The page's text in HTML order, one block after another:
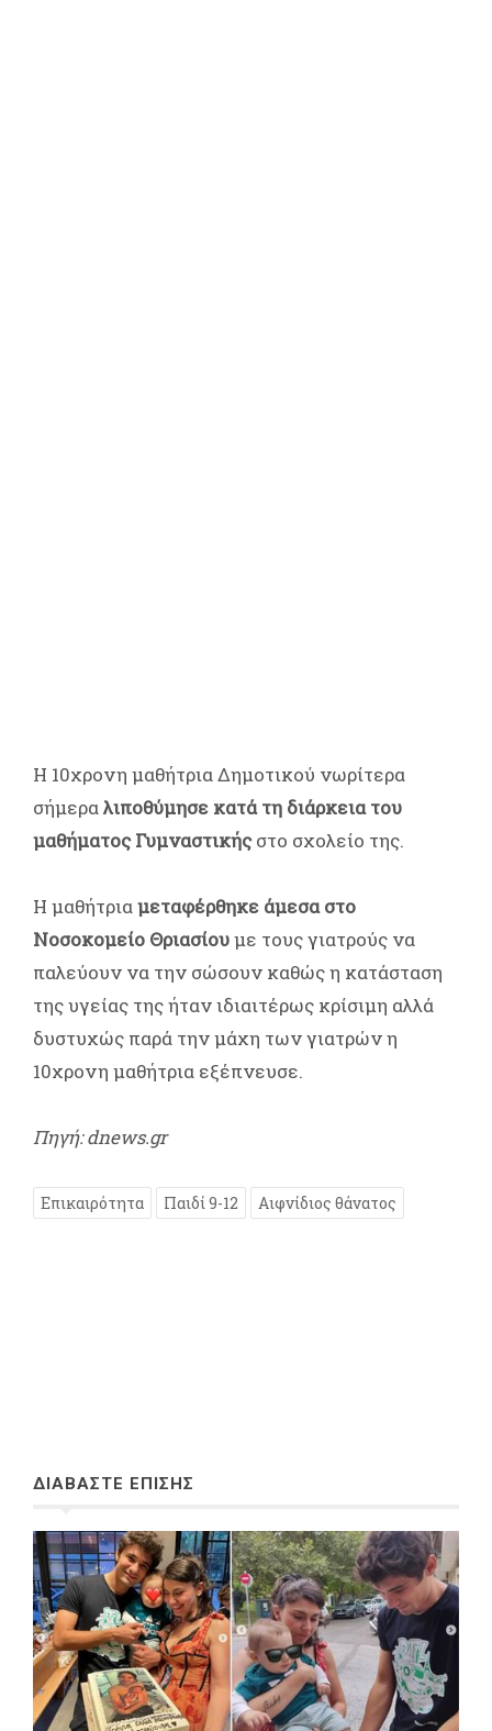
Η 10χρονη μαθήτρια Δημοτικού νωρίτερα
σήμεραλιποθύμησε κατά τη διάρκεια του
μαθήματος Γυμναστικήςστο σχολείο της.
Η μαθήτριαμεταφέρθηκε άμεσα στο
Νοσοκομείο Θριασίουμε τους γιατρούς να
παλεύουν να την σώσουν καθώς η κατάσταση
της υγείας της ήταν ιδιαιτέρως κρίσιμη αλλά
δυστυχώς παρά την μάχη των γιατρών η
10χρονη μαθήτρια εξέπνευσε.
Πηγή: dnews.gr
Επικαιρότητα Παιδί 9-12 Αιφνίδιος θάνατος
ΔΙΑΒΑΣΤΕ ΕΠΙΣΗΣ